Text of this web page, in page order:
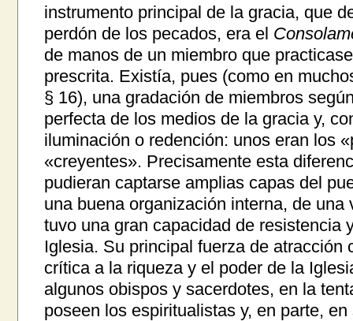
instrumento principal de la gracia, que
perdón de los pecados, era el
de manos de un miembro que
prescrita. Existía, pues (como en
§ 16), una gradación de miembros
perfecta de los medios de la gracia y,
iluminación o redención: unos eran los
«creyentes». Precisamente esta
pudieran captarse amplias capas del
una buena organización interna, de
tuvo una gran capacidad de resistencia
Iglesia. Su principal fuerza de atracción
crítica a la riqueza y el poder de la
algunos obispos y sacerdotes, en la
poseen los espiritualistas y, en parte,